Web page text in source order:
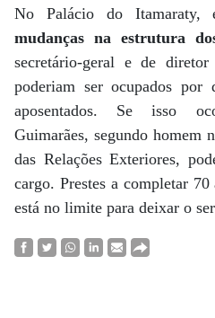
No Palácio do Itamaraty,
mudanças na estrutura
secretário-geral e de
poderiam ser ocupados
aposentados. Se isso
Guimarães, segundo homem
das Relações Exteriores,
cargo. Prestes a completar
está no limite para deixar o